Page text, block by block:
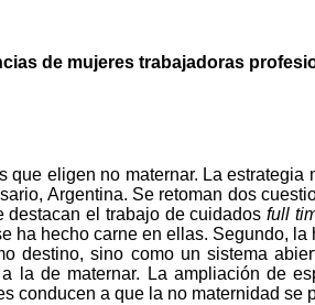
de mujeres trabajadoras
eligen no maternar. La
Argentina. Se retoman dos
destacan el trabajo de cuidadosfull
hecho carne en ellas. Segundo,
destino, sino como un sistema
la de maternar. La ampliación de
a que la no maternidad se